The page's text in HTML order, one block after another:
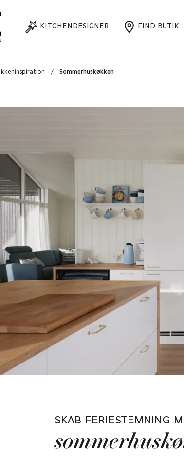
KITCHENDESIGNER FIND BUTIK
/ Sommerhuskøkken
SKAB FERIESTEMNING